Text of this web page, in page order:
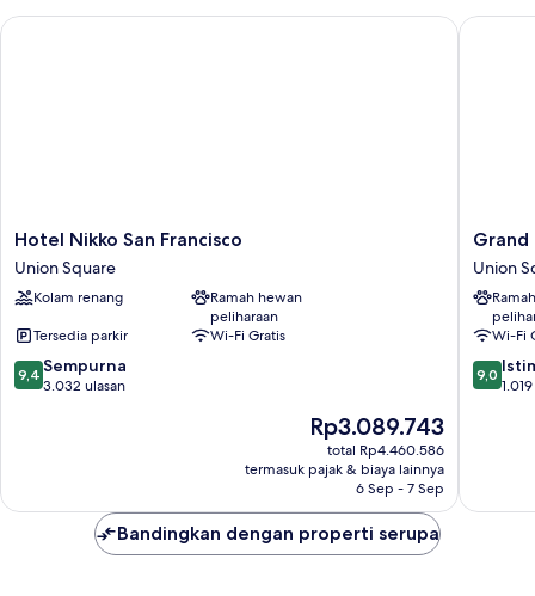
44)
Tidur
King,
Hotel
Nikko
San
Francisco
Square
Hotel Nikko San Francisco
Union Square
Kolam renang
Ramah hewan
peliharaan
Tersedia parkir
Wi-Fi Gratis
9.4
dari
9,4 Sempurna
3.032 ulasan
Harga
sekarang
Rp3.089.743
Rp3.089.743
total Rp4.460.586
termasuk pajak & biaya lainnya
6 Sep - 7 Sep
Hotel Nikko San Francisco
Grand
Hyatt
San
Union
Square
Grand
Union
Wi-Fi
9.0
dari
9,0
Grand
Bandingkan dengan properti serupa